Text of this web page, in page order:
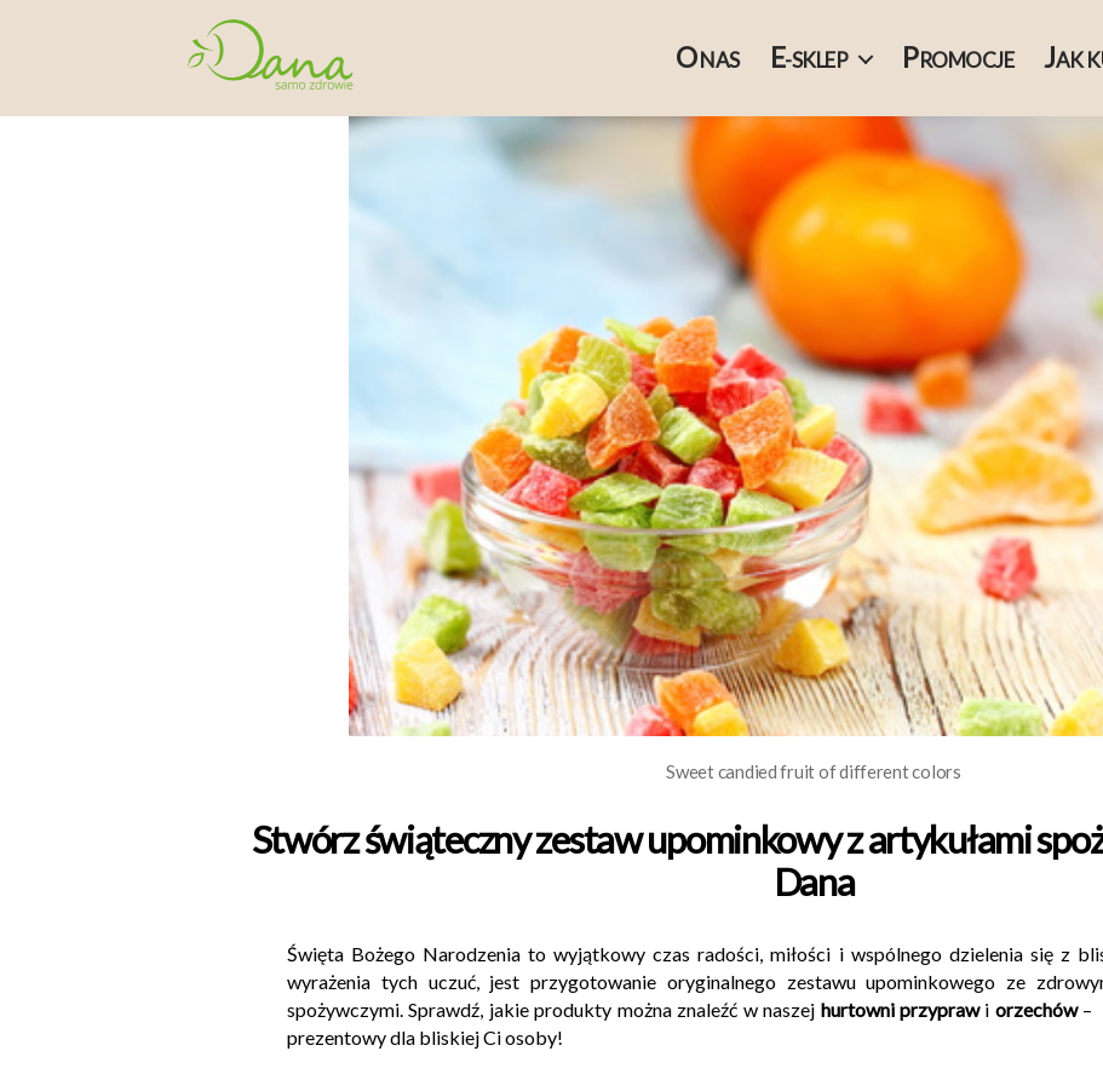
ONAS E-SKLEP PROMOCJE JAK
Sweet candied fruit of different colors
Stwórz świąteczny zestaw upominkowy z artykułami
Dana
Święta Bożego Narodzenia to wyjątkowy czas radości, miłości i wspólnego dzielenia się z
wyrażenia tych uczuć, jest przygotowanie oryginalnego zestawu upominkowego ze
spożywczymi. Sprawdź, jakie produkty można znaleźć w naszej hurtowni przyprawi orzechów –
prezentowy dla bliskiej Ci osoby!